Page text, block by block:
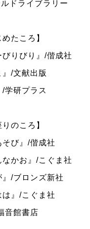
ルドライブラリー
たころ】
びりびり』/偕成社
』/文献出版
/学研プラス
のころ】
そび』/偕成社
なかお』/こぐま社
』/ブロンズ新社
は』/こぐま社
音館書店